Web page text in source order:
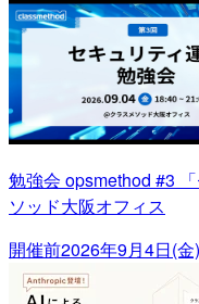
勉強会 opsmethod #3
ソッド大阪オフィス
開催前2026年9月4日(金